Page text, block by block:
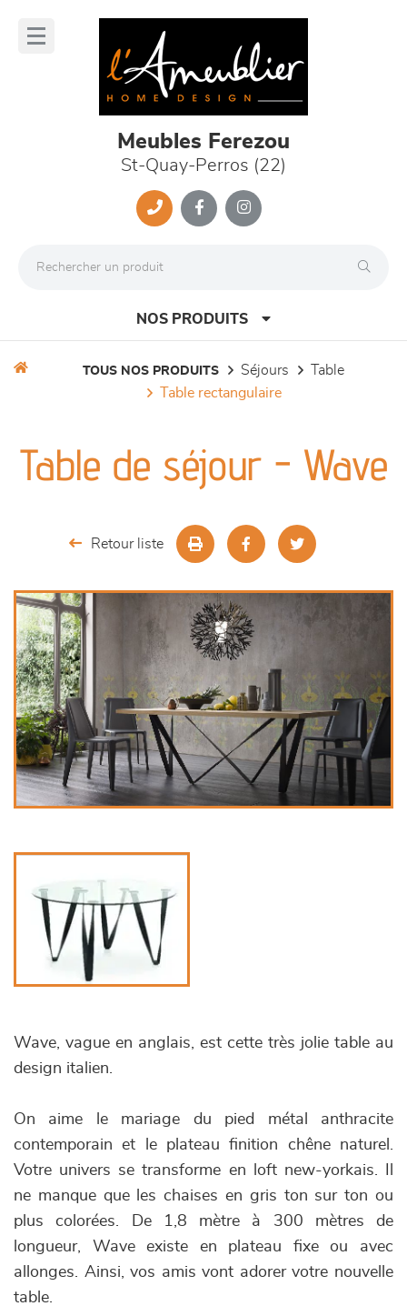
Meubles Ferezou
St-Quay-Perros (22)
NOS PRODUITS
séjours
chambres et dressing
literie
décoration
TOUS NOS PRODUITS séjours
table
table rectangulaire
Table de séjour - Wave
Retour liste
Wave, vague en anglais, est cette très jolie table au
design italien.
On aime le mariage du pied métal anthracite
contemporain et le plateau finition chêne naturel.
Votre univers se transforme en loft new-yorkais. Il
ne manque que les chaises en gris ton sur ton ou
plus colorées. De 1,8 mètre à 300 mètres de
longueur, Wave existe en plateau fixe ou avec
allonges. Ainsi, vos amis vont adorer votre nouvelle
table.